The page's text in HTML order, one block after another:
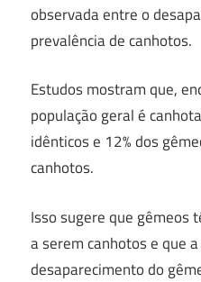
observada entre o
prevalência de canhotos.
Estudos mostram que,
população geral é
idênticos e 12% dos
canhotos.
Isso sugere que gêmeos
a serem canhotos e que
desaparecimento do